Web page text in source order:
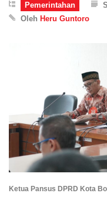
Pemerintahan
Oleh Heru Guntoro
Ketua Pansus DPRD Kota